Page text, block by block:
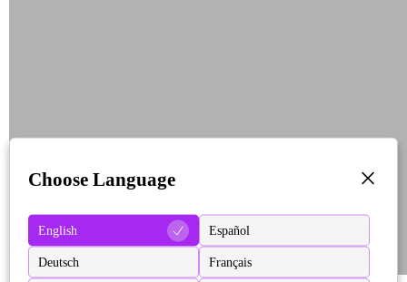
Choose Language
English Español
Deutsch Français